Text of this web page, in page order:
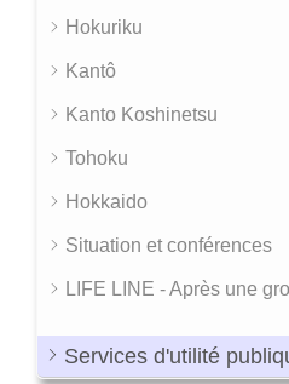
Hokuriku
Kantô
Kanto Koshinetsu
Tohoku
Hokkaido
Situation et conférences
LIFE LINE - Après une
Services d'utilité